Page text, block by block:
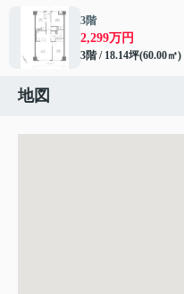
3階
2,299万円
3階 / 18.14坪(60.00㎡)
地図